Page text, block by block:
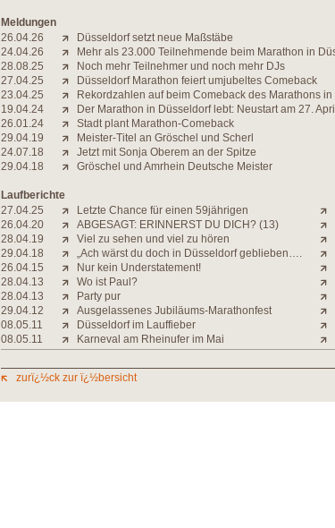
Meldungen
26.04.26
Düsseldorf setzt neue Maßstäbe
24.04.26
Mehr als 23.000 Teilnehmende beim Marathon in
28.08.25
Noch mehr Teilnehmer und noch mehr DJs
27.04.25
Düsseldorf Marathon feiert umjubeltes Comeback
23.04.25
Rekordzahlen auf beim Comeback des Marathons in
19.04.24
Der Marathon in Düsseldorf lebt: Neustart am 27.
26.01.24
Stadt plant Marathon-Comeback
29.04.19
Meister-Titel an Gröschel und Scherl
24.07.18
Jetzt mit Sonja Oberem an der Spitze
29.04.18
Gröschel und Amrhein Deutsche Meister
Laufberichte
27.04.25
Letzte Chance für einen 59jährigen
26.04.20
ABGESAGT: ERINNERST DU DICH? (13)
28.04.19
Viel zu sehen und viel zu hören
29.04.18
„Ach wärst du doch in Düsseldorf geblieben….
26.04.15
Nur kein Understatement!
28.04.13
Wo ist Paul?
28.04.13
Party pur
29.04.12
Ausgelassenes Jubiläums-Marathonfest
08.05.11
Düsseldorf im Lauffieber
08.05.11
Karneval am Rheinufer im Mai
zurï¿½ck zur ï¿½bersicht